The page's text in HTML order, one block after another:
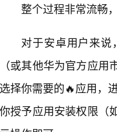
整个过程非常流畅
对于安卓用户来说
（或其他华为官方应
选择你需要的🔥应用，
你授予应用安装权限（